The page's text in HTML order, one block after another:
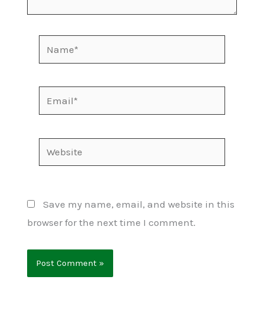
Email*
Website
Save my name, email, and website in this
browser for the next time I comment.